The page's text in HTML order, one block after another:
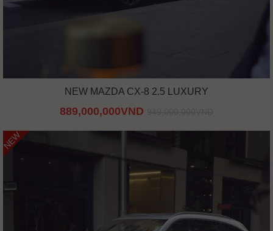
NEW MAZDA CX-8 2.5 LUXURY
889,000,000VND
NEW